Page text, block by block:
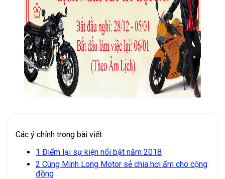
Các ý chính trong bài viết
1 Điểm lại sự kiện nổi bật năm 2018
2 Cùng Minh Long Motor sẻ chia hơi ấm cho cộng
đồng